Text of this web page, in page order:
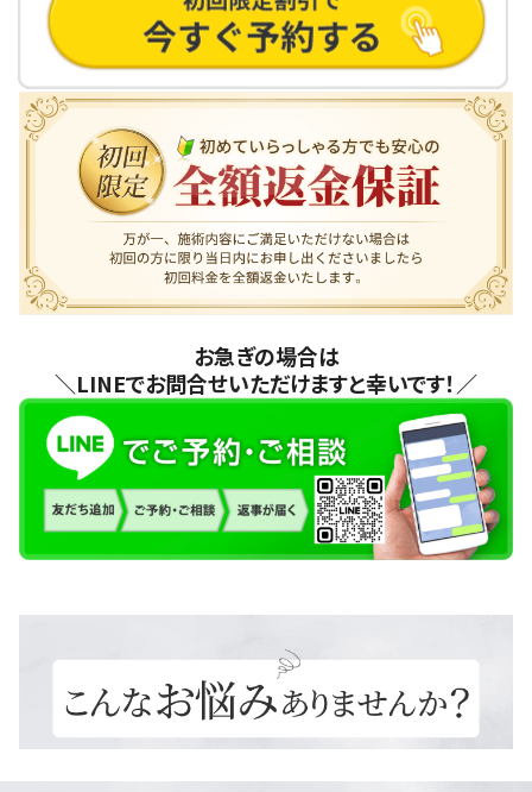
お急ぎの場合は
＼LINEでお問合せいただけますと幸いです！／